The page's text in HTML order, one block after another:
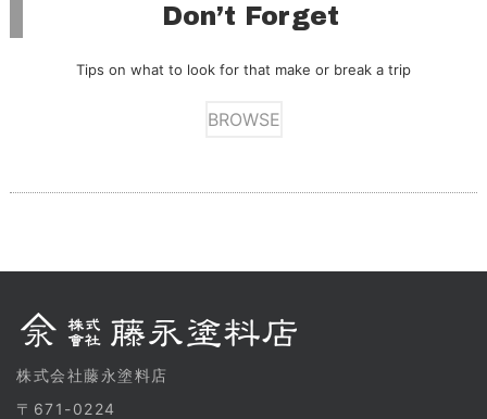
Don’t Forget
Tips on what to look for that make or break a trip
BROWSE
株式会社藤永塗料店
〒671-0224